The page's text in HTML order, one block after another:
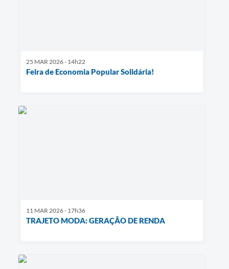
25 MAR 2026 - 14h22
Feira de Economia Popular Solidária!
11 MAR 2026 - 17h36
TRAJETO MODA: GERAÇÃO DE RENDA